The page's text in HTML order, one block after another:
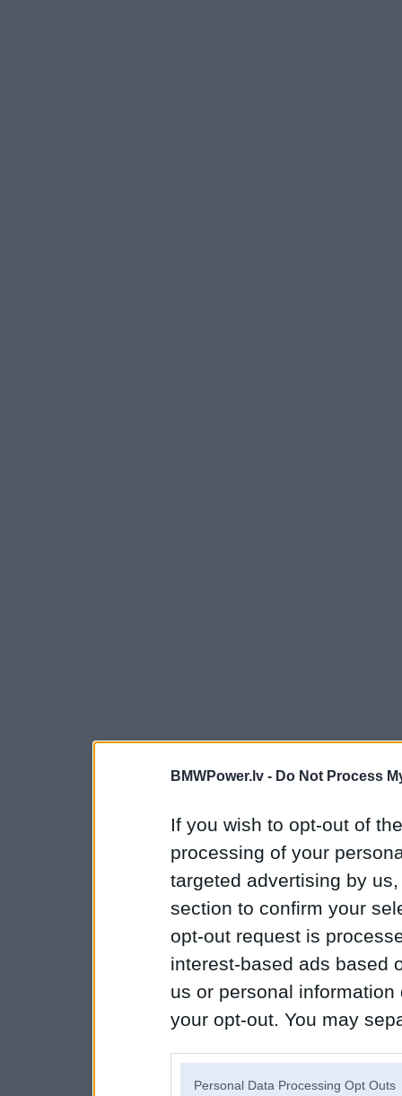
BMWPower.lv - Do Not Process
If you wish to opt-out of
processing of your
targeted advertising by
section to confirm your
opt-out request is
interest-based ads based
us or personal
your opt-out. You may
Personal Data Processing Opt Outs